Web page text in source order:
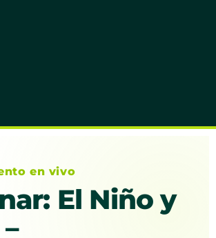
en vivo
El Niño y